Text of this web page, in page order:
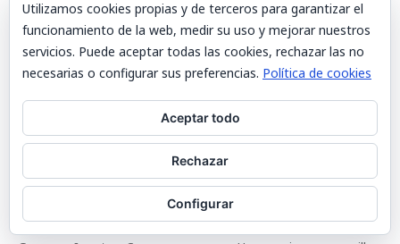
de un día para otro, la resistencia sigue existiendo, y una
escritora todavía lo tiene muy crudo para ganar un premio
importante o vender lo mismo que un hombre.
Una ambición (como escritora de fantástico).
Publicar mi novela de detectives sobrenatural, y que la BBC la
transforme en una serie de la televisión… ¡Soñar es gratis!
Un sueño imposible (como escritora de fantástico).
Utilizamos cookies propias y de terceros para garantizar el
funcionamiento de la web, medir su uso y mejorar nuestros
servicios. Puede aceptar todas las cookies, rechazar las no
necesarias o configurar sus preferencias. Política de cookies
Aceptar todo
Rechazar
Configurar